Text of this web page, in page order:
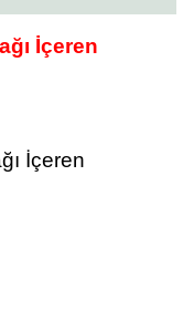
İçeren
İçeren